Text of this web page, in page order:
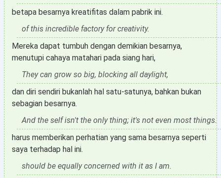
betapa besarnya kreatifitas dalam pabrik ini.
of this incredible factory for creativity.
Mereka dapat tumbuh dengan demikian besarnya,
menutupi cahaya matahari pada siang hari,
They can grow so big, blocking all daylight,
dan diri sendiri bukanlah hal satu-satunya, bahkan bukan
sebagian besarnya.
And the self isn't the only thing; it's not even most things.
harus memberikan perhatian yang sama besarnya seperti
saya terhadap hal ini.
should be equally concerned with it as I am.